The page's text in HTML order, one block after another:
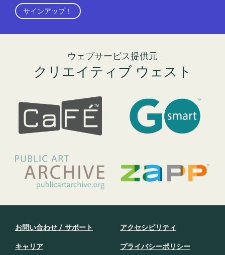
サインアップ！
ウェブサービス提供元
クリエイティブ ウェスト
お問い合わせ / サポート
キャリア
アクセシビリティ
プライバシーポリシー